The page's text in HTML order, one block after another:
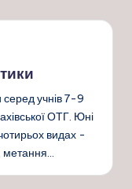
серед учнів 7-9
ОТГ. Юні
видах -
метання…